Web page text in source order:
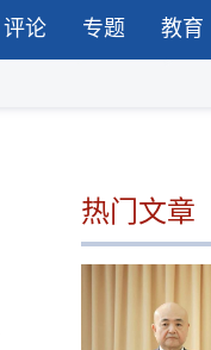
评论 专题 教育
热门文章